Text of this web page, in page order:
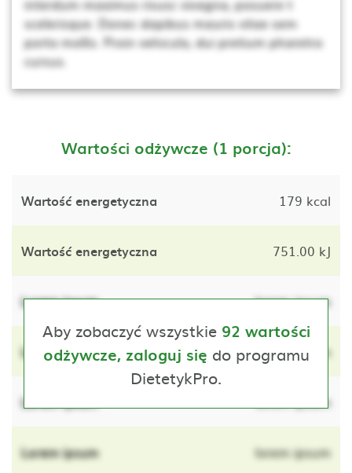
interdum maximus risusc vivagna, posuere t
scelerisque. Donec dapibus mauris vitae sem
porta mollis. Proin vehicula, dui pretium pharetra
cursus.
Wartości odżywcze (1 porcja):
Wartość energetyczna 179 kcal
Wartość energetyczna 751.00 kJ
Lorem ipsum lorem ipsum
Lorem ipsum lorem ipsum
Lorem ipsum lorem ipsum
Lorem ipsum lorem ipsum
Aby zobaczyć wszystkie 92 wartości
odżywcze, zaloguj się do programu
DietetykPro.